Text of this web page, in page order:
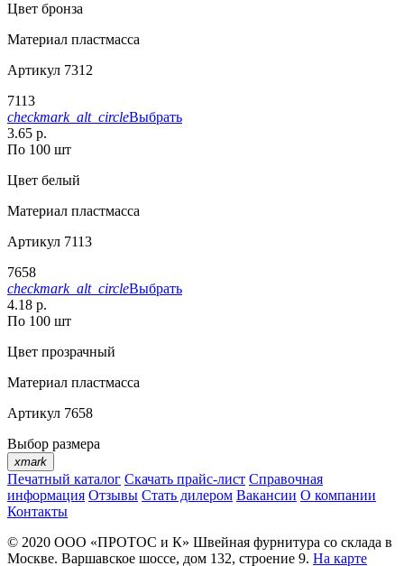
Цвет бронза
Материал пластмасса
Артикул 7312
7113
checkmark_alt_circleВыбрать
3.65 р.
По 100 шт
Цвет белый
Материал пластмасса
Артикул 7113
7658
checkmark_alt_circleВыбрать
4.18 р.
По 100 шт
Цвет прозрачный
Материал пластмасса
Артикул 7658
Выбор размера
xmark
Печатный каталог Скачать прайс-лист Справочная
информация Отзывы Стать дилером Вакансии О компании
Контакты
© 2020 ООО «ПРОТОС и К» Швейная фурнитура со склада в
Москве. Варшавское шоссе, дом 132, строение 9. На карте